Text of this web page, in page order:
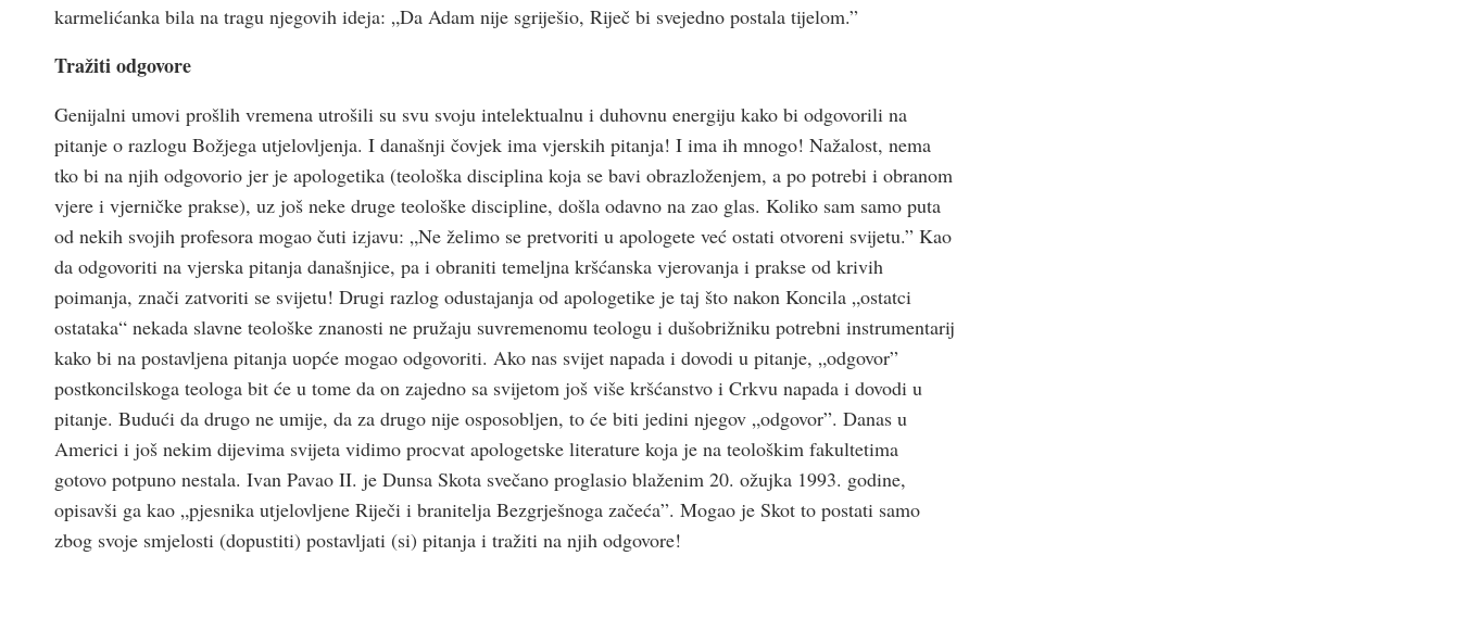
karmelićanka bila na tragu njegovih ideja: „Da Adam nije sgriješio, Riječ bi svejedno postala tijelom.”
Tražiti odgovore
Genijalni umovi prošlih vremena utrošili su svu svoju intelektualnu i duhovnu energiju kako bi odgovorili na
pitanje o razlogu Božjega utjelovljenja. I današnji čovjek ima vjerskih pitanja! I ima ih mnogo! Nažalost, nema
tko bi na njih odgovorio jer je apologetika (teološka disciplina koja se bavi obrazloženjem, a po potrebi i obranom
vjere i vjerničke prakse), uz još neke druge teološke discipline, došla odavno na zao glas. Koliko sam samo puta
od nekih svojih profesora mogao čuti izjavu: „Ne želimo se pretvoriti u apologete već ostati otvoreni svijetu.” Kao
da odgovoriti na vjerska pitanja današnjice, pa i obraniti temeljna kršćanska vjerovanja i prakse od krivih
poimanja, znači zatvoriti se svijetu! Drugi razlog odustajanja od apologetike je taj što nakon Koncila „ostatci
ostataka“ nekada slavne teološke znanosti ne pružaju suvremenomu teologu i dušobrižniku potrebni instrumentarij
kako bi na postavljena pitanja uopće mogao odgovoriti. Ako nas svijet napada i dovodi u pitanje, „odgovor”
postkoncilskoga teologa bit će u tome da on zajedno sa svijetom još više kršćanstvo i Crkvu napada i dovodi u
pitanje. Budući da drugo ne umije, da za drugo nije osposobljen, to će biti jedini njegov „odgovor”. Danas u
Americi i još nekim dijevima svijeta vidimo procvat apologetske literature koja je na teološkim fakultetima
gotovo potpuno nestala. Ivan Pavao II. je Dunsa Skota svečano proglasio blaženim 20. ožujka 1993. godine,
opisavši ga kao „pjesnika utjelovljene Riječi i branitelja Bezgrješnoga začeća”. Mogao je Skot to postati samo
zbog svoje smjelosti (dopustiti) postavljati (si) pitanja i tražiti na njih odgovore!